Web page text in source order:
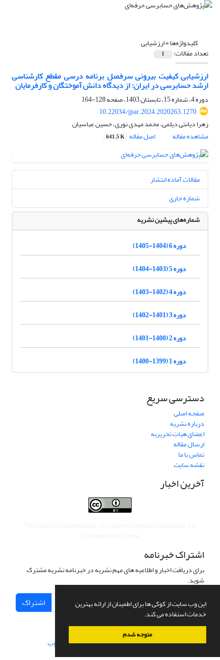
این وب سایت از کوکی ها برای اطمینان از ارائه بهترین
خدمات استفاده می کند.
متوجه شدم
کلیدواژه‌ها =ارزشیابی
تعداد مقالات: 1
ارزشیابی کیفیت بیرونی سرفصل برنامه درسی مقطع کارشناسی
ارشد حسابرسی در ایران: از دیدگاه دانش آموختگان و کارفرمایان
دوره 4، شماره 15، تابستان 1403، صفحه
128-164
10.22034/jpar.2024.2020263.1270
زهرا دیانتی دیلمی، محمد مهدی نوری، حسین عباسیان
مشاهده مقاله
اصل مقاله 641.5 K
مقالات آماده انتشار
شماره جاری
شماره‌های پیشین نشریه
دوره 6 (1404-1405)
دوره 5 (1403-1404)
دوره 4 (1402-1403)
دوره 3 (1401-1402)
دوره 2 (1400-1401)
دوره 1 (1399-1400)
دسترسی سریع
صفحه اصلی
درباره نشریه
اعضای هیات تحریریه
ارسال مقاله
تماس با ما
نقشه سایت
آخرین اخبار
اشتراک خبرنامه
برای دریافت اخبار و اطلاعیه های مهم نشریه در خبرنامه نشریه مشترک
شوید.
اشتراک
سامانه مدیریت نشریات علمی.طراحی و پیاده سازی از سیناوب